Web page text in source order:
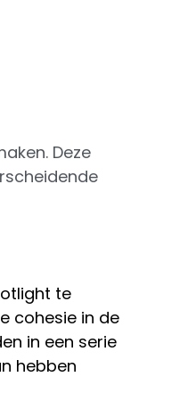
Deze
te
cohesie in de
in een serie
hebben